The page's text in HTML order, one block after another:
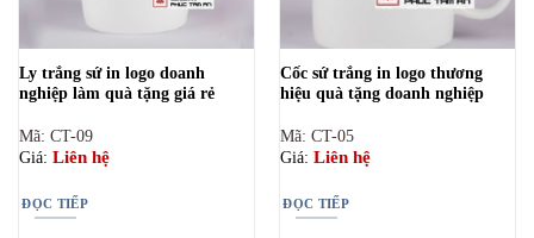
Ly trắng sứ in logo doanh
nghiệp làm quà tặng giá rẻ
Mã: CT-09
Giá: Liên hệ
ĐỌC TIẾP
Cốc sứ trắng in logo thương
hiệu quà tặng doanh nghiệp
Mã: CT-05
Giá: Liên hệ
ĐỌC TIẾP